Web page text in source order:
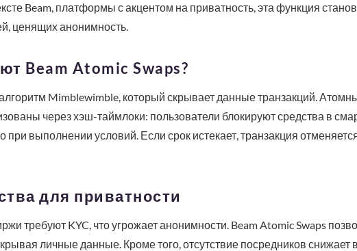
Beam, платформы с акцентом на приватность, эта функция
ценящих анонимность.
Beam Atomic Swaps?
алгоритм Mimblewimble, который скрывает данные транзакций.
через хэш-таймлоки: пользователи блокируют средства в
при выполнении условий. Если срок истекает, транзакция
для приватности
требуют KYC, что угрожает анонимности. Beam Atomic Swaps
личные данные. Кроме того, отсутствие посредников снижает